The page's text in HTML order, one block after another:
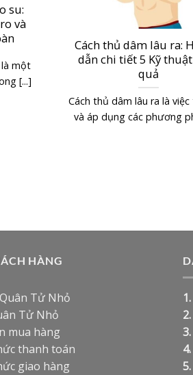
su:
và
một
[...]
Cách thủ dâm lâu ra:
dẫn chi tiết 5 Kỹ
quả
Cách thủ dâm lâu ra là việc
và áp dụng các phương
HÀNG
Tử Nhỏ
Tử Nhỏ
mua hàng
thanh toán
giao hàng
1.
2.
3.
4.
5.